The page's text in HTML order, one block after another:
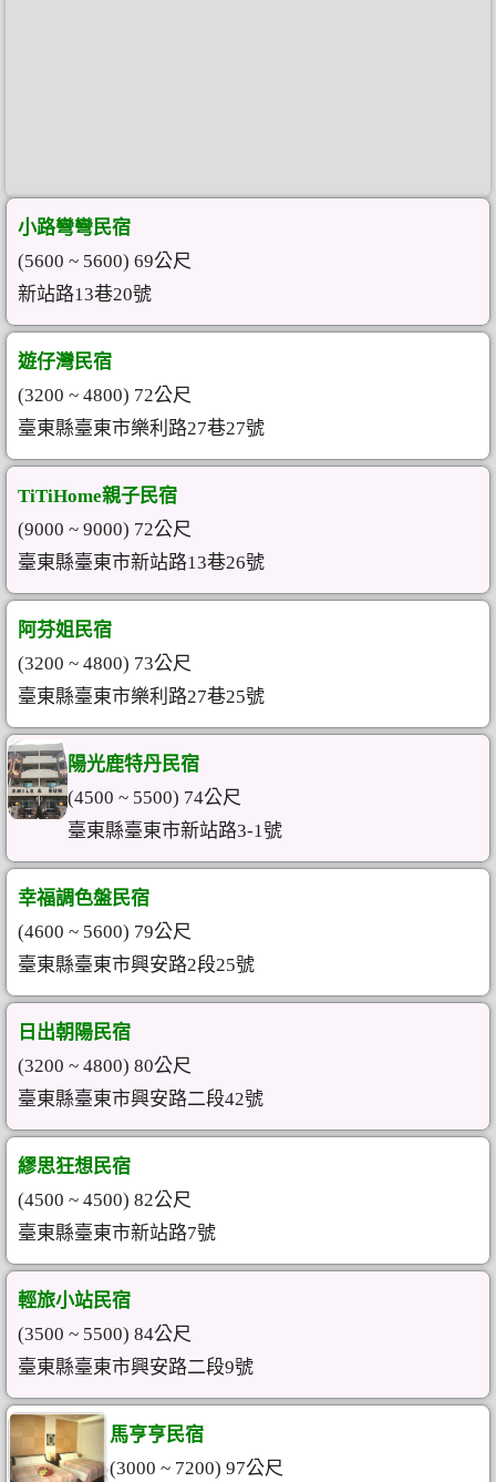
小路彎彎民宿
(5600 ~ 5600) 69公尺
新站路13巷20號
遊仔灣民宿
(3200 ~ 4800) 72公尺
臺東縣臺東市樂利路27巷27號
TiTiHome親子民宿
(9000 ~ 9000) 72公尺
臺東縣臺東市新站路13巷26號
阿芬姐民宿
(3200 ~ 4800) 73公尺
臺東縣臺東市樂利路27巷25號
陽光鹿特丹民宿
(4500 ~ 5500) 74公尺
臺東縣臺東市新站路3-1號
幸福調色盤民宿
(4600 ~ 5600) 79公尺
臺東縣臺東市興安路2段25號
日出朝陽民宿
(3200 ~ 4800) 80公尺
臺東縣臺東市興安路二段42號
繆思狂想民宿
(4500 ~ 4500) 82公尺
臺東縣臺東市新站路7號
輕旅小站民宿
(3500 ~ 5500) 84公尺
臺東縣臺東市興安路二段9號
馬亨亨民宿
(3000 ~ 7200) 97公尺